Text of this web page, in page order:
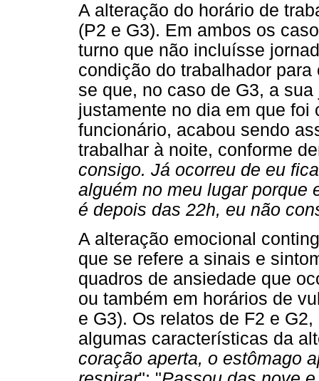
A alteração do horário de
(P2 e G3). Em ambos os
turno que não incluísse
condição do trabalhador
se que, no caso de G3, a
justamente no dia em que foi
funcionário, acabou sendo
trabalhar à noite, conforme
consigo. Já ocorreu de eu
alguém no meu lugar porque
é depois das 22h, eu não
A alteração emocional
que se refere a sinais e
quadros de ansiedade que
ou também em horários de
e G3). Os relatos de F2 e
algumas características da
coração aperta, o estômago